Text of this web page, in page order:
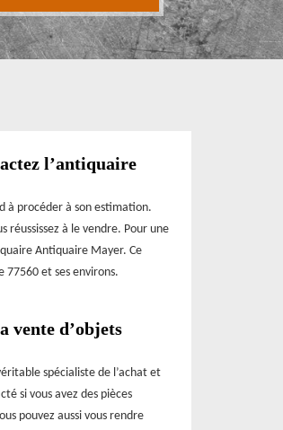
l’antiquaire
à procéder à son estimation.
réussissez à le vendre. Pour une
Antiquaire Mayer. Ce
et ses environs.
vente d’objets
spécialiste de l’achat et
si vous avez des pièces
pouvez aussi vous rendre